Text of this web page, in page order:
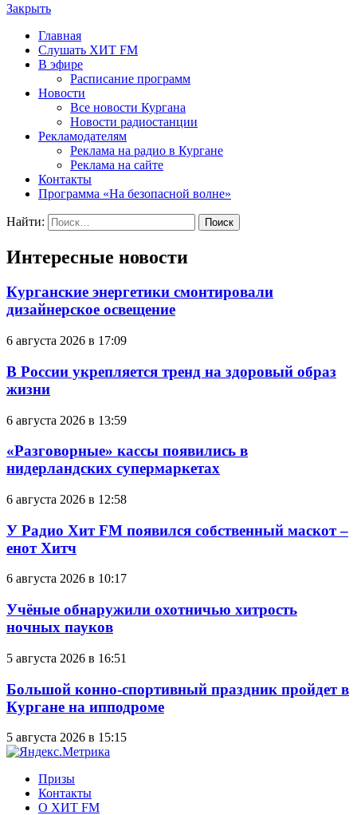
Закрыть
Главная
Слушать ХИТ FM
В эфире
Расписание программ
Новости
Все новости Кургана
Новости радиостанции
Рекламодателям
Реклама на радио в Кургане
Реклама на сайте
Контакты
Программа «На безопасной волне»
Найти:
Интересные новости
Курганские энергетики смонтировали
дизайнерское освещение
6 августа 2026 в 17:09
В России укрепляется тренд на здоровый образ
жизни
6 августа 2026 в 13:59
«Разговорные» кассы появились в
нидерландских супермаркетах
6 августа 2026 в 12:58
У Радио Хит FM появился собственный маскот –
енот Хитч
6 августа 2026 в 10:17
Учёные обнаружили охотничью хитрость
ночных пауков
5 августа 2026 в 16:51
Большой конно-спортивный праздник пройдет в
Кургане на ипподроме
5 августа 2026 в 15:15
Призы
Контакты
О ХИТ FM